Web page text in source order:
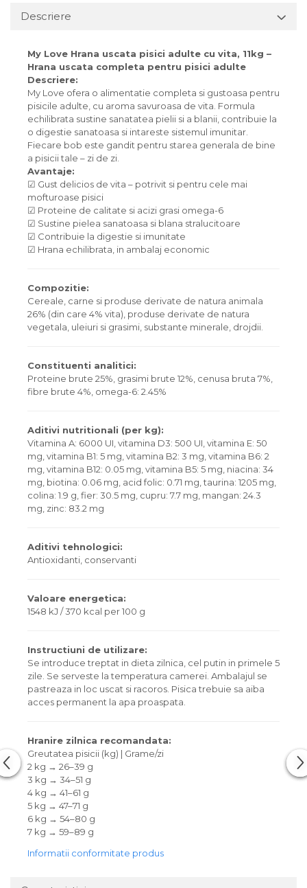
Descriere
My Love Hrana uscata pisici adulte cu vita, 11kg –
Hrana uscata completa pentru pisici adulte
Descriere:
My Love ofera o alimentatie completa si gustoasa pentru
pisicile adulte, cu aroma savuroasa de vita. Formula
echilibrata sustine sanatatea pielii si a blanii, contribuie la
o digestie sanatoasa si intareste sistemul imunitar.
Fiecare bob este gandit pentru starea generala de bine
a pisicii tale – zi de zi.
Avantaje:
☑ Gust delicios de vita – potrivit si pentru cele mai
mofturoase pisici
☑ Proteine de calitate si acizi grasi omega-6
☑ Sustine pielea sanatoasa si blana stralucitoare
☑ Contribuie la digestie si imunitate
☑ Hrana echilibrata, in ambalaj economic
Compozitie:
Cereale, carne si produse derivate de natura animala
26% (din care 4% vita), produse derivate de natura
vegetala, uleiuri si grasimi, substante minerale, drojdii.
Constituenti analitici:
Proteine brute 25%, grasimi brute 12%, cenusa bruta 7%,
fibre brute 4%, omega-6: 2.45%
Aditivi nutritionali (per kg):
Vitamina A: 6000 UI, vitamina D3: 500 UI, vitamina E: 50
mg, vitamina B1: 5 mg, vitamina B2: 3 mg, vitamina B6: 2
mg, vitamina B12: 0.05 mg, vitamina B5: 5 mg, niacina: 34
mg, biotina: 0.06 mg, acid folic: 0.71 mg, taurina: 1205 mg,
colina: 1.9 g, fier: 30.5 mg, cupru: 7.7 mg, mangan: 24.3
mg, zinc: 83.2 mg
Aditivi tehnologici:
Antioxidanti, conservanti
Valoare energetica:
1548 kJ / 370 kcal per 100 g
Instructiuni de utilizare:
Se introduce treptat in dieta zilnica, cel putin in primele 5
zile. Se serveste la temperatura camerei. Ambalajul se
pastreaza in loc uscat si racoros. Pisica trebuie sa aiba
acces permanent la apa proaspata.
Hranire zilnica recomandata:
Greutatea pisicii (kg) | Grame/zi
2 kg → 26–39 g
3 kg → 34–51 g
4 kg → 41–61 g
5 kg → 47–71 g
6 kg → 54–80 g
7 kg → 59–89 g
Informatii conformitate produs